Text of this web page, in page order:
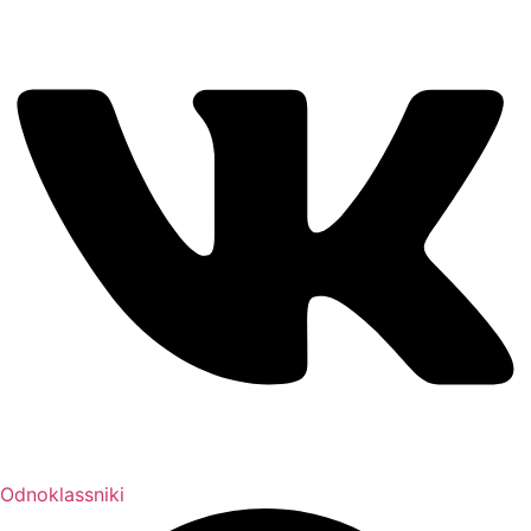
Odnoklassniki